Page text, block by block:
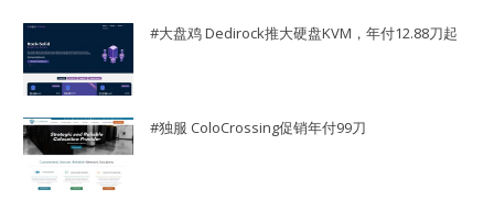
#大盘鸡 Dedirock推大硬盘KVM，年付12.88刀起
#独服 ColoCrossing促销年付99刀